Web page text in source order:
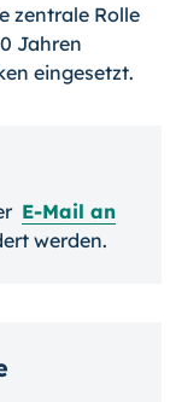
zentrale Rolle
Jahren
eingesetzt.
E-Mail an
werden.